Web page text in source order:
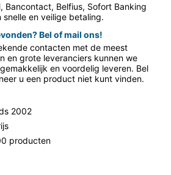
Bancontact, Belfius, Sofort Banking
snelle en veilige betaling.
Bel of mail ons!
contacten met de meest
en grote leveranciers kunnen we
en voordelig leveren. Bel
u een product niet kunt vinden.
2002
producten